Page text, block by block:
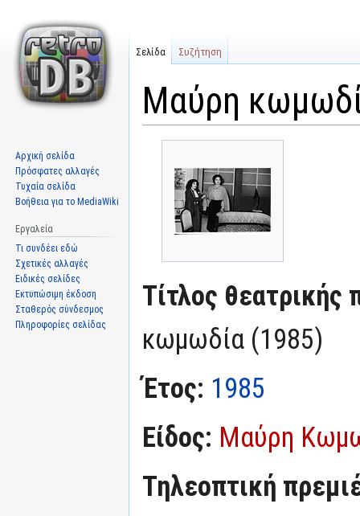
Μαύρη
πλοήγηση
αναζήτηση
Τίτλος θεατρικής
κωμωδία (1985)
Έτος: 1985
Είδος: Μαύρη
Τηλεοπτική
Σελίδα Συζήτηση
Αρχική σελίδα
Πρόσφατες αλλαγές
Τυχαία σελίδα
Βοήθεια για το MediaWiki
Εργαλεία
Τι συνδέει εδώ
Σχετικές αλλαγές
Ειδικές σελίδες
Εκτυπώσιμη έκδοση
Σταθερός σύνδεσμος
Πληροφορίες σελίδας